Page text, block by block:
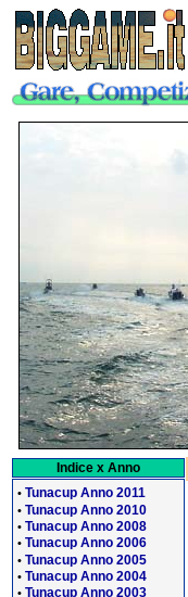
Indice x Anno
• Tunacup Anno 2011
• Tunacup Anno 2010
• Tunacup Anno 2008
• Tunacup Anno 2006
• Tunacup Anno 2005
• Tunacup Anno 2004
• Tunacup Anno 2003